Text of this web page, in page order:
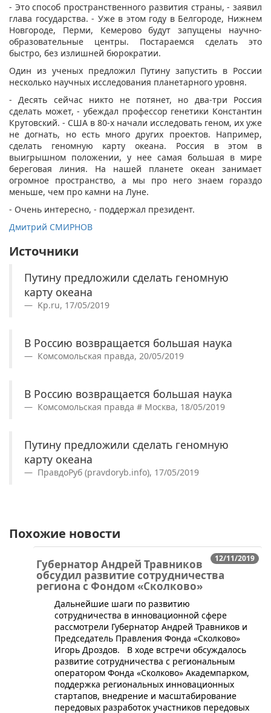
- Это способ пространственного развития страны, - заявил
глава государства. - Уже в этом году в Белгороде, Нижнем
Новгороде, Перми, Кемеровобудут запущены научно-
образовательные центры. Постараемся сделать это
быстро, без излишней бюрократии.
Один из ученых предложил Путину запустить в России
несколько научных исследования планетарного уровня.
- Десять сейчас никто не потянет, но два-три Россия
сделать может, - убеждал профессор генетики Константин
Крутовский. - США в 80-х начали исследовать геном, их уже
не догнать, но есть много других проектов. Например,
сделать геномную карту океана. Россия в этом в
выигрышном положении, у нее самая большая в мире
береговая линия. На нашей планете океан занимает
огромное пространство, а мы про него знаем гораздо
меньше, чем про камни на Луне.
- Очень интересно, - поддержал президент.
Дмитрий СМИРНОВ
Источники
Путину предложили сделать геномную
карту океана
Kp.ru, 17/05/2019
В Россию возвращается большая наука
Комсомольская правда, 20/05/2019
В Россию возвращается большая наука
Комсомольская правда # Москва, 18/05/2019
Путину предложили сделать геномную
карту океана
ПравдоРуб (pravdoryb.info), 17/05/2019
Похожие новости
12/11/2019
Губернатор Андрей Травников
обсудил развитие сотрудничества
региона с Фондом «Сколково»
​Дальнейшие шаги по развитию
сотрудничества в инновационной сфере
рассмотрели Губернатор Андрей Травников и
Председатель Правления Фонда «Сколково»
Игорь Дроздов. В ходе встречи обсуждалось
развитие сотрудничества с региональным
оператором Фонда «Сколково» Академпарком,
поддержка региональных инновационных
стартапов, внедрение и масштабирование
передовых разработок участников передовых